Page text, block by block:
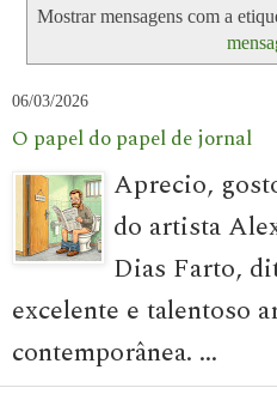
Mostrar mensagens com a
06/03/2026
O papel do papel de jornal
Aprecio,
do artista
Dias Farto,
excelente e talentoso
contemporânea. ...